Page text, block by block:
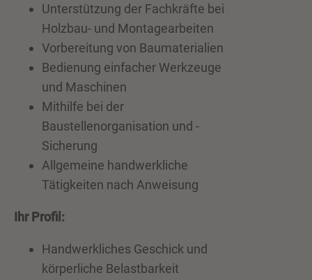
Unterstützung der Fachkräfte bei
Holzbau- und Montagearbeiten
Vorbereitung von Baumaterialien
Bedienung einfacher Werkzeuge
und Maschinen
Mithilfe bei der
Baustellenorganisation und -
Sicherung
Allgemeine handwerkliche
Tätigkeiten nach Anweisung
Ihr Profil:
Handwerkliches Geschick und
körperliche Belastbarkeit